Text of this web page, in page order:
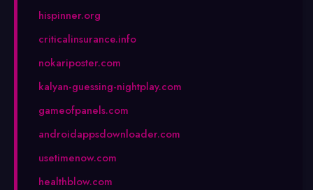
hispinner.org
criticalinsurance.info
nokariposter.com
kalyan-guessing-nightplay.com
gameofpanels.com
androidappsdownloader.com
usetimenow.com
healthblow.com